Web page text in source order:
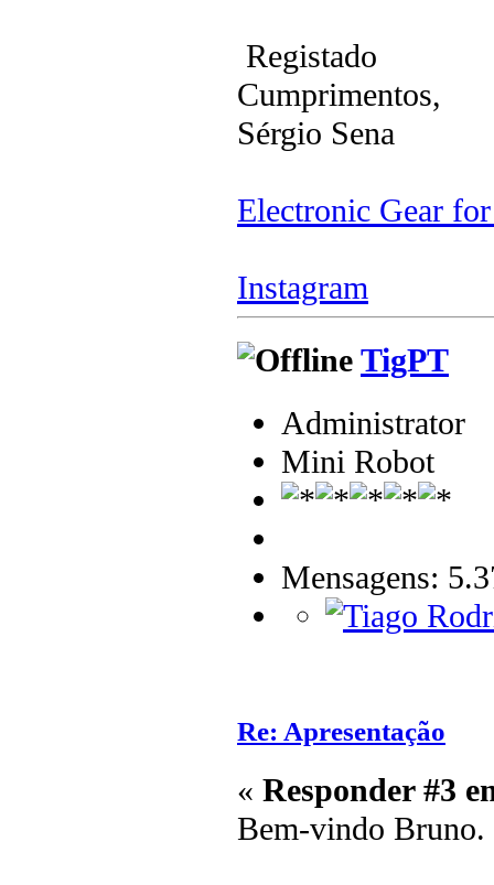
Registado
Cumprimentos,
Sérgio Sena
Electronic Gear
Instagram
TigPT
Administrator
Mini Robot
Mensagens:
Re: Apresentação
« Responder #3
Bem-vindo Bruno.